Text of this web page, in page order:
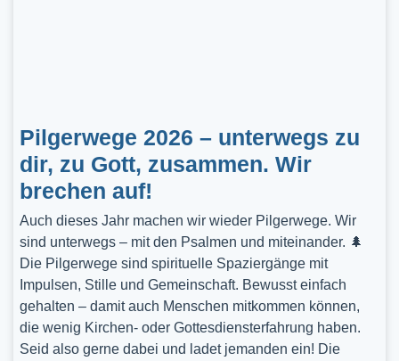
Pilgerwege 2026 – unterwegs zu
dir, zu Gott, zusammen. Wir
brechen auf!
Auch dieses Jahr machen wir wieder Pilgerwege. Wir
sind unterwegs – mit den Psalmen und miteinander. 🌲
Die Pilgerwege sind spirituelle Spaziergänge mit
Impulsen, Stille und Gemeinschaft. Bewusst einfach
gehalten – damit auch Menschen mitkommen können,
die wenig Kirchen- oder Gottesdiensterfahrung haben.
Seid also gerne dabei und ladet jemanden ein! Die